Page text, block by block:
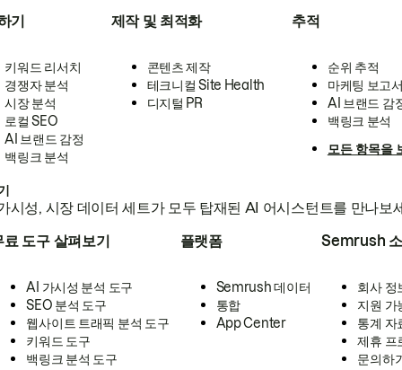
기
키워드 리서치
경쟁자 분석
시장 분석
로컬 SEO
AI 브랜드 감정
백링크 분석
제작 및 최적화
콘텐츠 제작
테크니컬 Site Health
디지털 PR
추적
순위 추적
마케팅 보고
AI 브랜드 감
백링크 분석
모든 항목을
시성, 시장 데이터 세트가 모두 탑재된 AI 어시스턴트를 만나보
료 도구 살펴보기
AI 가시성 분석 도구
SEO 분석 도구
웹사이트 트래픽 분석 도구
키워드 도구
백링크 분석 도구
플랫폼
Semrush 데이터
통합
App Center
Semrush
회사 정
지원 가
통계 자
제휴 프
문의하